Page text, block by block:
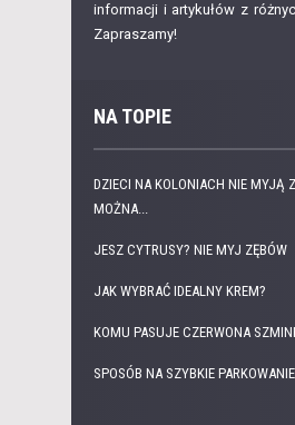
informacji i artykułów z
Zapraszamy!
NA TOPIE
DZIECI NA KOLONIACH NIE MYJĄ
MOŻNA...
JESZ CYTRUSY? NIE MYJ ZĘBÓW
JAK WYBRAĆ IDEALNY KREM?
KOMU PASUJE CZERWONA
SPOSÓB NA SZYBKIE PARKOWANIE